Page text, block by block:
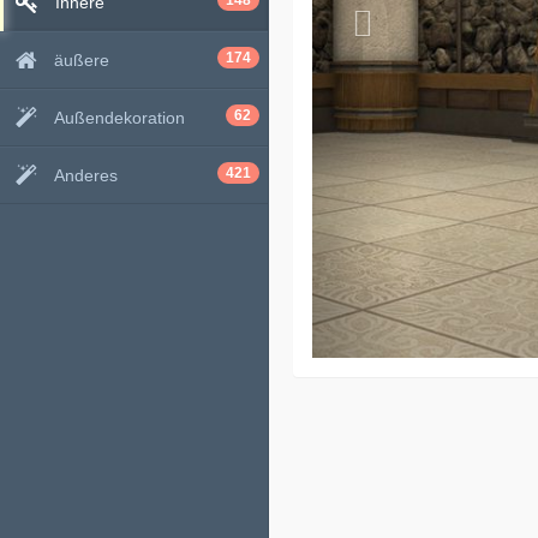
äußere 174
Außendekoration 62
Anderes 421